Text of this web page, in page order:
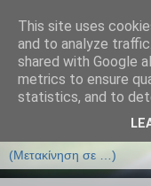
Online Μαθήματα
This site uses
and to analyze
shared with Google
metrics to ensure
statistics, and to